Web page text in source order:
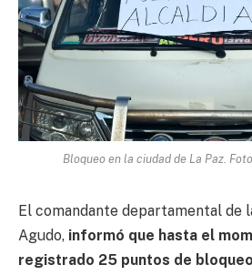
Bloqueo en la ciudad de La Paz.
El comandante departamental de
Agudo, informó que hasta el
registrado 25 puntos de